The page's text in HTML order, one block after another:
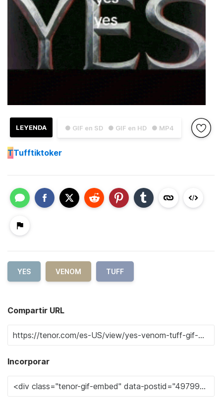
● GIF en SD ● GIF en HD ● MP4
LEYENDA
TTufftiktoker
YES VENOM TUFF
Compartir URL
Incorporar